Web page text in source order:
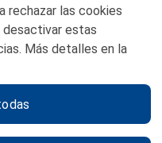
rechazar las cookies
desactivar estas
Más detalles en la